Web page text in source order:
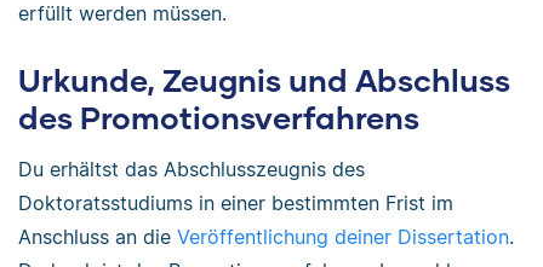
erfüllt werden müssen.
Urkunde, Zeugnis und Abschluss
des Promotionsverfahrens
Du erhältst das Abschlusszeugnis des
Doktoratsstudiums in einer bestimmten Frist im
Anschluss an die Veröffentlichung deiner Dissertation.